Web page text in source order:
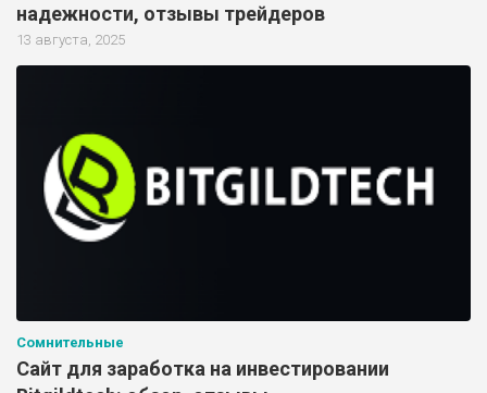
надежности, отзывы трейдеров
13 августа, 2025
Сомнительные
Сайт для заработка на инвестировании